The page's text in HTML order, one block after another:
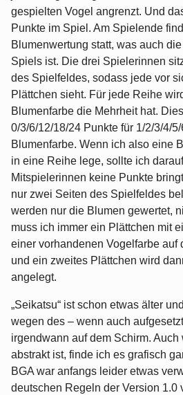
gespielten Vogel angrenzt. Und
Punkte im Spiel. Am Spielende
Blumenwertung statt, was auch
Spiels ist. Die drei Spielerinnen
des Spielfeldes, sodass jede vor
Plättchen sieht. Für jede Reihe
Blumenfarbe die Mehrheit hat.
0/3/6/12/18/24 Punkte für 1/2/3/4/
Blumenfarbe. Wenn ich also eine
in eine Reihe lege, sollte ich
Mitspielerinnen keine Punkte
nur zwei Seiten des Spielfeldes
werden nur die Blumen gewertet,
muss ich immer ein Plättchen mit
einer vorhandenen Vogelfarbe auf
und ein zweites Plättchen wird
angelegt.
„Seikatsu“ ist schon etwas älter
wegen des – wenn auch
irgendwann auf dem Schirm. Auch
abstrakt ist, finde ich es grafisch
BGA war anfangs leider etwas
deutschen Regeln der Version 1.0